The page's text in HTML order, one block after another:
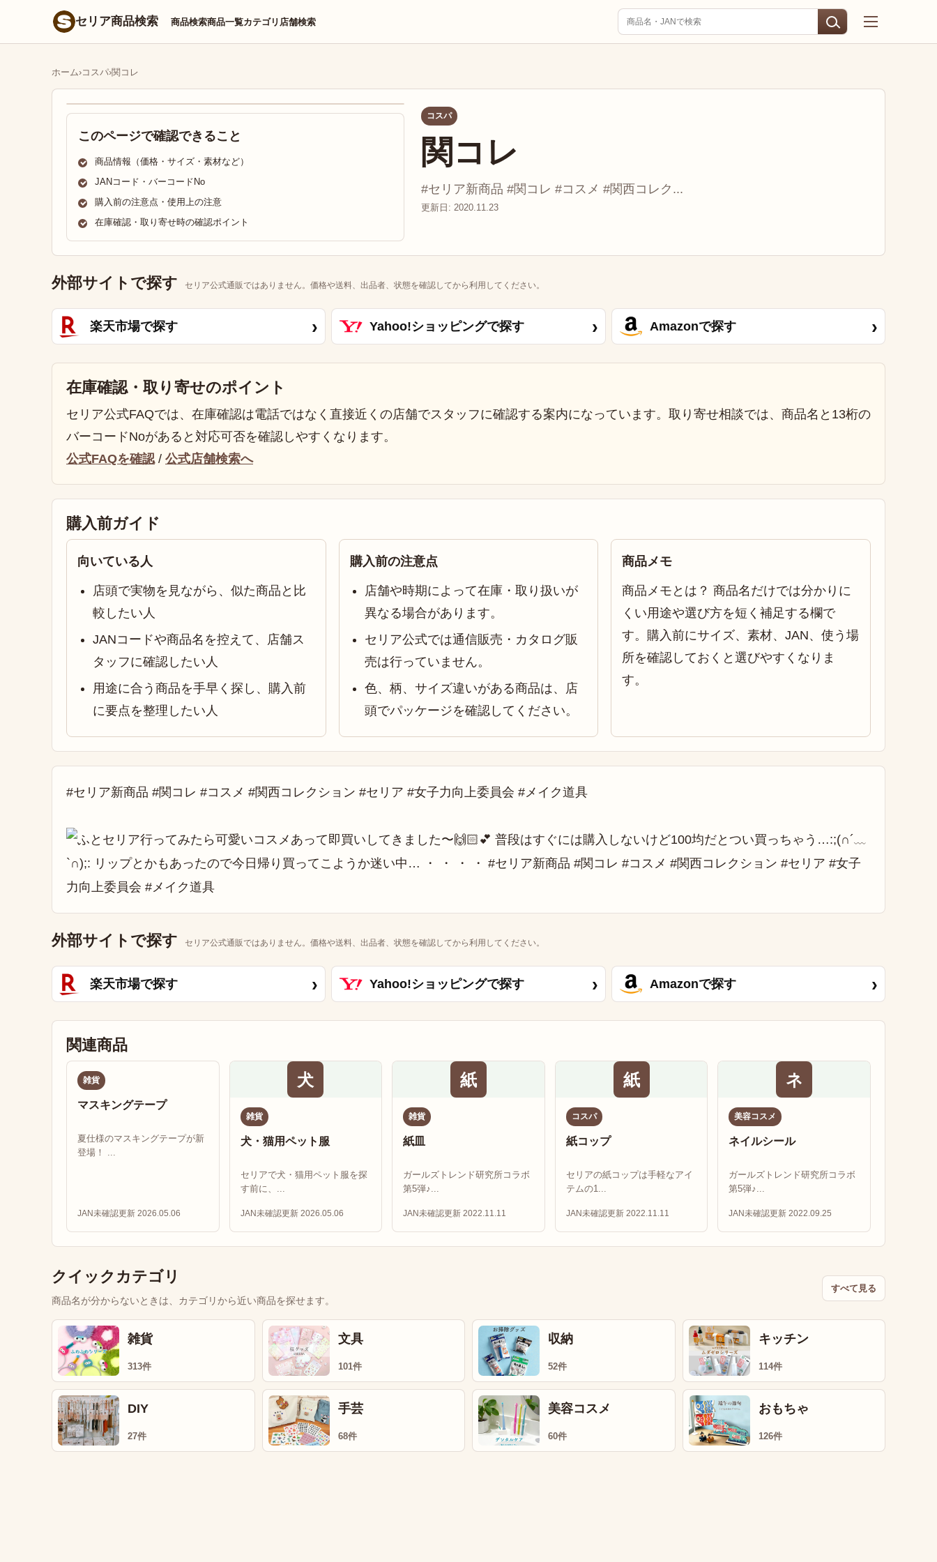
セリア商品検索 商品検索商品一覧カテゴリ 店舗検索
ホーム›コスパ›関コレ
このページで確認できること
商品情報（価格・サイズ・素材など）
JANコード・バーコードNo
購入前の注意点・使用上の注意
在庫確認・取り寄せ時の確認ポイント
コスパ
関コレ
#セリア新商品 #関コレ #コスメ #関西コレク...
更新日: 2020.11.23
外部サイトで探す セリア公式通販ではありません。価格や送料、出品者、状態を確認してから利用してください。
楽天市場で探す › Yahoo!ショッピングで探す › Amazonで探す ›
在庫確認・取り寄せのポイント
セリア公式FAQでは、在庫確認は電話ではなく直接近くの店舗でスタッフに確認する案内になっています。取り寄せ相談では、商品名と13桁の
バーコードNoがあると対応可否を確認しやすくなります。
公式FAQを確認/ 公式店舗検索へ
購入前ガイド
向いている人
店頭で実物を見ながら、似た商品と比
較したい人
JANコードや商品名を控えて、店舗ス
タッフに確認したい人
用途に合う商品を手早く探し、購入前
に要点を整理したい人
購入前の注意点
店舗や時期によって在庫・取り扱いが
異なる場合があります。
セリア公式では通信販売・カタログ販
売は行っていません。
色、柄、サイズ違いがある商品は、店
頭でパッケージを確認してください。
商品メモ
商品メモとは？ 商品名だけでは分かりに
くい用途や選び方を短く補足する欄で
す。購入前にサイズ、素材、JAN、使う場
所を確認しておくと選びやすくなりま
す。
#セリア新商品 #関コレ #コスメ #関西コレクション #セリア #女子力向上委員会 #メイク道具
外部サイトで探す セリア公式通販ではありません。価格や送料、出品者、状態を確認してから利用してください。
楽天市場で探す › Yahoo!ショッピングで探す › Amazonで探す ›
関連商品
雑貨
マスキングテープ
夏仕様のマスキングテープが新
登場！ ...
JAN未確認更新 2026.05.06
犬
雑貨
犬・猫用ペット服
セリアで犬・猫用ペット服を探
す前に、...
JAN未確認更新 2026.05.06
紙
雑貨
紙皿
ガールズトレンド研究所コラボ
第5弾♪...
JAN未確認更新 2022.11.11
紙
コスパ
紙コップ
セリアの紙コップは手軽なアイ
テムの1...
JAN未確認更新 2022.11.11
ネ
美容コスメ
ネイルシール
ガールズトレンド研究所コラボ
第5弾♪...
JAN未確認更新 2022.09.25
クイックカテゴリ
商品名が分からないときは、カテゴリから近い商品を探せます。
すべて見る
雑貨
313件
文具
101件
収納
52件
キッチン
114件
DIY
27件
手芸
68件
美容コスメ
60件
おもちゃ
126件